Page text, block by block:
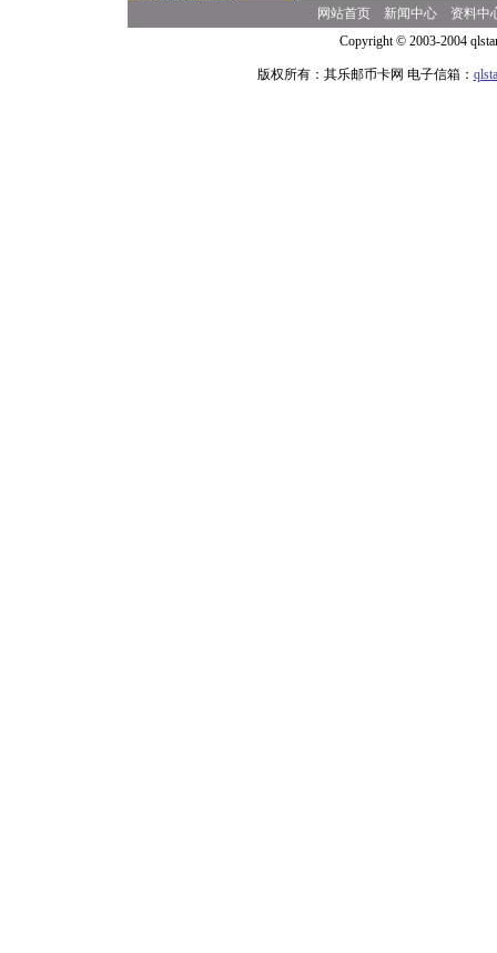
网站首页 新闻中心
资料中
Copyright © 2003-2004
版权所有：其乐邮币卡网 电子信箱：